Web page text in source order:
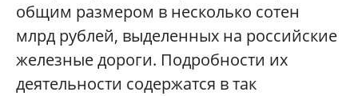
общим размером в несколько сотен
млрд рублей, выделенных на российские
железные дороги. Подробности их
деятельности содержатся в так